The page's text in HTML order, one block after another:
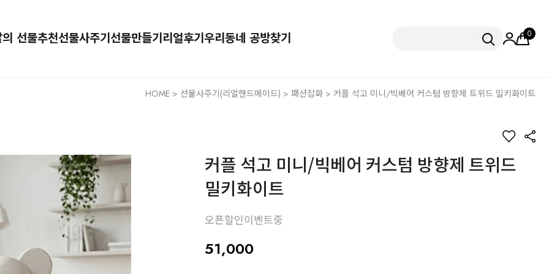
선물추천선물사주기 선물만들기 리얼후기 우리동네 공방찾기 0
HOME > 선물사주기(리얼핸드메이드) > 패션잡화 > 커플 석고 미니/빅베어 커스텀 방향제 트위드 밀키화이트
커플 석고 미니/빅베어 커스텀 방향제 트위드
밀키화이트
오픈할인이벤트중
51,000